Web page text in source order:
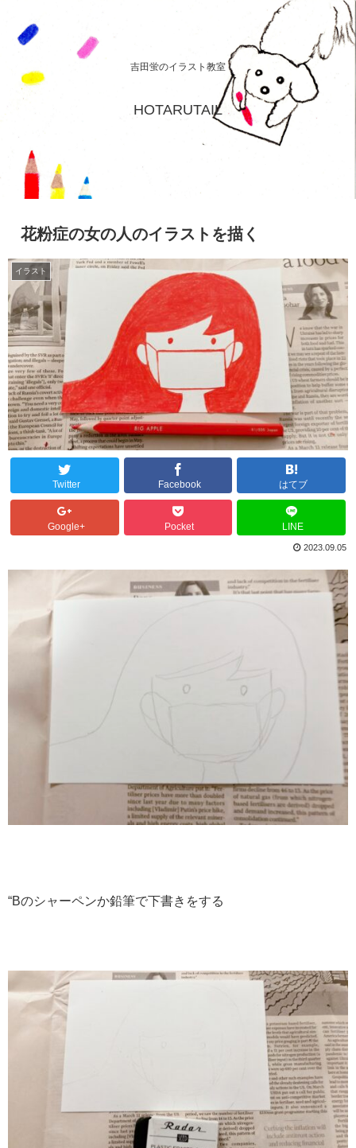
吉田蛍のイラスト教室
HOTARUTAIL
花粉症の女の人のイラストを描く
イラスト
Twitter Facebook はてブ
Google+ Pocket LINE
2023.09.05
“Bのシャーペンか鉛筆で下書きをする